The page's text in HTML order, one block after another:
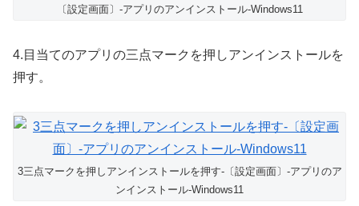
〔設定画面〕-アプリのアンインストール-Windows11
4.目当てのアプリの三点マークを押しアンインストールを
押す。
3三点マークを押しアンインストールを押す-〔設定画面〕-アプリのア
ンインストール-Windows11